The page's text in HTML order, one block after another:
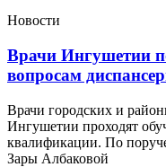
Новости
Врачи Ингушетии
вопросам
Врачи городских и
Ингушетии проходят
квалификации. По
Зары Албаковой